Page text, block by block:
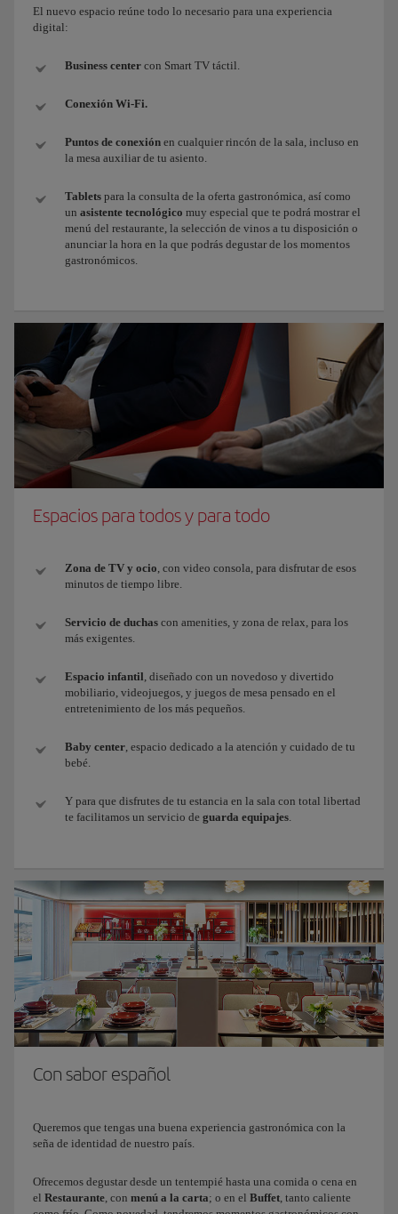
El nuevo espacio reúne todo lo necesario para una experiencia
digital:
Business center con Smart TV táctil.
Conexión Wi-Fi.
Puntos de conexión en cualquier rincón de la sala, incluso en
la mesa auxiliar de tu asiento.
Tablets para la consulta de la oferta gastronómica, así como
un asistente tecnológico muy especial que te podrá mostrar el
menú del restaurante, la selección de vinos a tu disposición o
anunciar la hora en la que podrás degustar de los momentos
gastronómicos.
Espacios para todos y para todo
Zona de TV y ocio, con video consola, para disfrutar de esos
minutos de tiempo libre.
Servicio de duchas con amenities, y zona de relax, para los
más exigentes.
Espacio infantil, diseñado con un novedoso y divertido
mobiliario, videojuegos, y juegos de mesa pensado en el
entretenimiento de los más pequeños.
Baby center, espacio dedicado a la atención y cuidado de tu
bebé.
Y para que disfrutes de tu estancia en la sala con total libertad
te facilitamos un servicio de guarda equipajes.
Con sabor español
Queremos que tengas una buena experiencia gastronómica con la
seña de identidad de nuestro país.
Ofrecemos degustar desde un tentempié hasta una comida o cena en
el Restaurante , con menú a la carta; o en el Buffet , tanto caliente